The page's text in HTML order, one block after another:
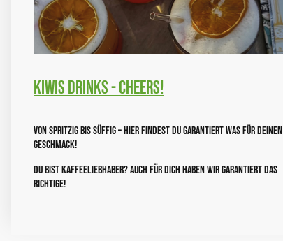
Kiwis Drinks - Cheers!
von spritzig bis süffig – hier findest du garantiert was für deinen
Geschmack!
Du bist Kaffeeliebhaber? Auch für dich haben wir garantiert das
Richtige!